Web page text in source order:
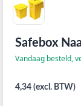
Safebox
Vandaag besteld,
4,34 (excl. BTW)